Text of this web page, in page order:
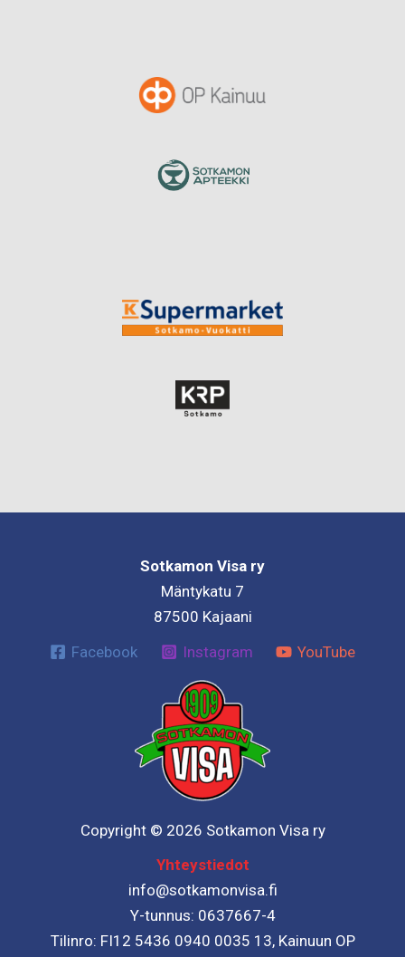
Sotkamon Visa ry
Mäntykatu 7
87500 Kajaani
Facebook
Instagram YouTube
Copyright © 2026 Sotkamon Visa ry
Yhteystiedot
info@sotkamonvisa.fi
Y-tunnus: 0637667-4
Tilinro: FI12 5436 0940 0035 13, Kainuun OP